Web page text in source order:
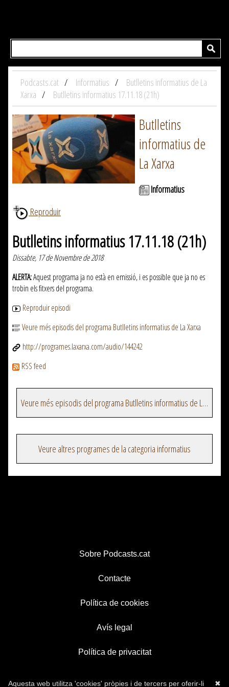
Podcasts.cat Informatius
Butlletins informatius de La
Xarxa
Butlletins informatius 17.11.18 (21h)
Butlletins
informatius de
La Xarxa
Informatius
Reproduir
Butlletins informatius 17.11.18 (21h)
Dissabte, 17 de Novembre de 2018
ALERTA:Aquest programa ja no està en emissió, i es possible que ja no es
trobin els fitxers del programa.
Reproduir episodi
Veure més episodis del programa Butlletins informatius de La Xarxa
http://programes.laxarxa.com/audio/144242
RSS feed
Veure més episodis del programa Butlletins informatius de La Xarxa
Veure altres programes de la categoria informatius
Sobre Podcasts.cat
Contacte
Política de cookies
Avís legal
Política de privacitat
✖
Aquesta web utilitza 'cookies' pròpies i de tercers per oferir-li